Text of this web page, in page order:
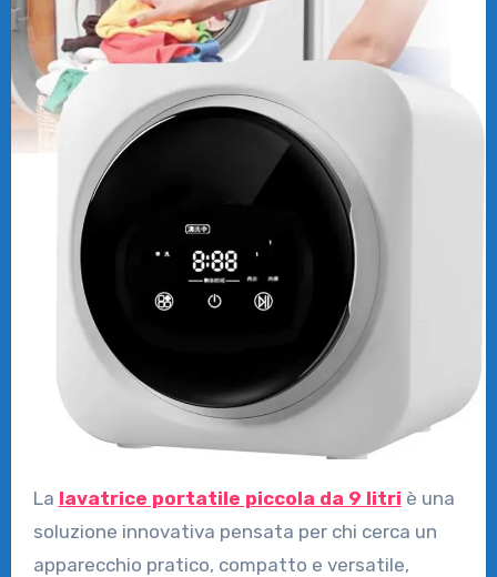
La lavatrice portatile piccola da 9 litri è una
soluzione innovativa pensata per chi cerca un
apparecchio pratico, compatto e versatile,